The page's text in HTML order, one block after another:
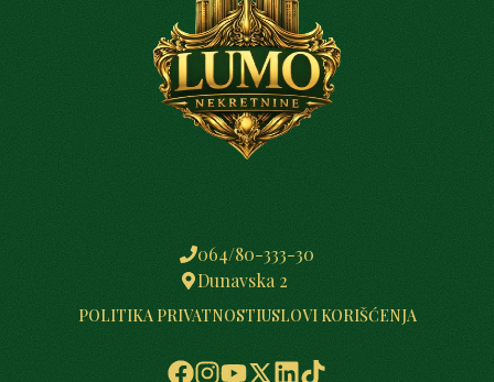
064/80-333-30
Dunavska 2
POLITIKA PRIVATNOSTIUSLOVI KORIŠĆENJA